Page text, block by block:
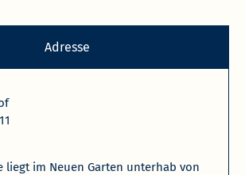
Adresse
liegt im Neuen Garten unterhab von